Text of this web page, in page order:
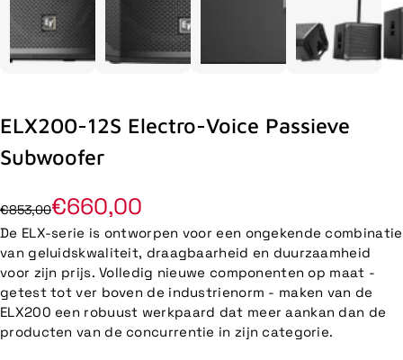
ELX200-12S Electro-Voice Passieve
Subwoofer
€853,00€660,00
De ELX-serie is ontworpen voor een ongekende combinatie
van geluidskwaliteit, draagbaarheid en duurzaamheid
voor zijn prijs. Volledig nieuwe componenten op maat -
getest tot ver boven de industrienorm - maken van de
ELX200 een robuust werkpaard dat meer aankan dan de
producten van de concurrentie in zijn categorie.